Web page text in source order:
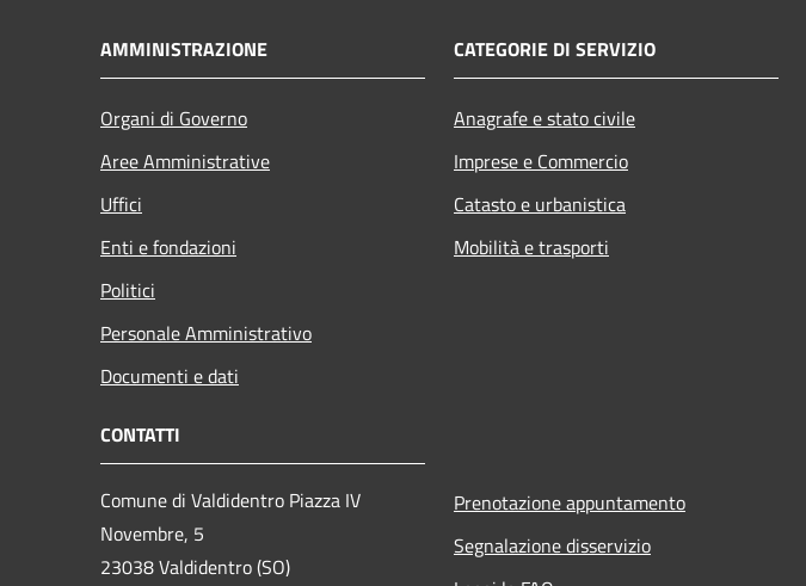
AMMINISTRAZIONE
Organi di Governo
Aree Amministrative
Uffici
Enti e fondazioni
Politici
Personale Amministrativo
Documenti e dati
CATEGORIE DI SERVIZIO
Anagrafe e stato civile
Imprese e Commercio
Catasto e urbanistica
Mobilità e trasporti
CONTATTI
Comune di Valdidentro Piazza IV
Novembre, 5
23038 Valdidentro (SO)
Prenotazione appuntamento
Segnalazione disservizio